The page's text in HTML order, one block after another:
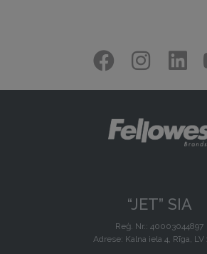
“JET” SIA
Reģ. Nr.: 40003044897
Adrese: Kalna iela 4, Rīga, LV